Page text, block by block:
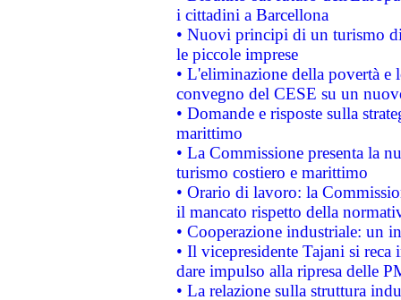
i cittadini a Barcellona
• Nuovi principi di un turismo
le piccole imprese
• L'eliminazione della povertà
convegno del CESE su un
• Domande e risposte sulla
marittimo
• La Commissione presenta la
turismo costiero e marittimo
• Orario di lavoro: la
il mancato rispetto della
• Cooperazione industriale: un
• Il vicepresidente Tajani si
dare impulso alla ripresa delle
• La relazione sulla struttura